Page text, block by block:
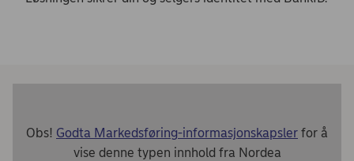
Obs! Godta Markedsføring-informasjonskapsler for å
vise denne typen innhold fra Nordea